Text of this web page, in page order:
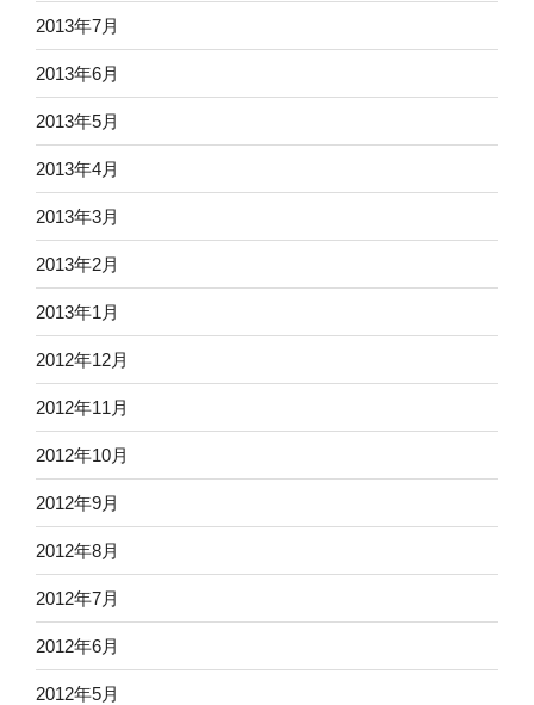
2013年7月
2013年6月
2013年5月
2013年4月
2013年3月
2013年2月
2013年1月
2012年12月
2012年11月
2012年10月
2012年9月
2012年8月
2012年7月
2012年6月
2012年5月